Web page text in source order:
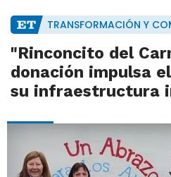
TRANSFORMACIÓN Y
"Rinconcito del
donación impulsa
su infraestructura